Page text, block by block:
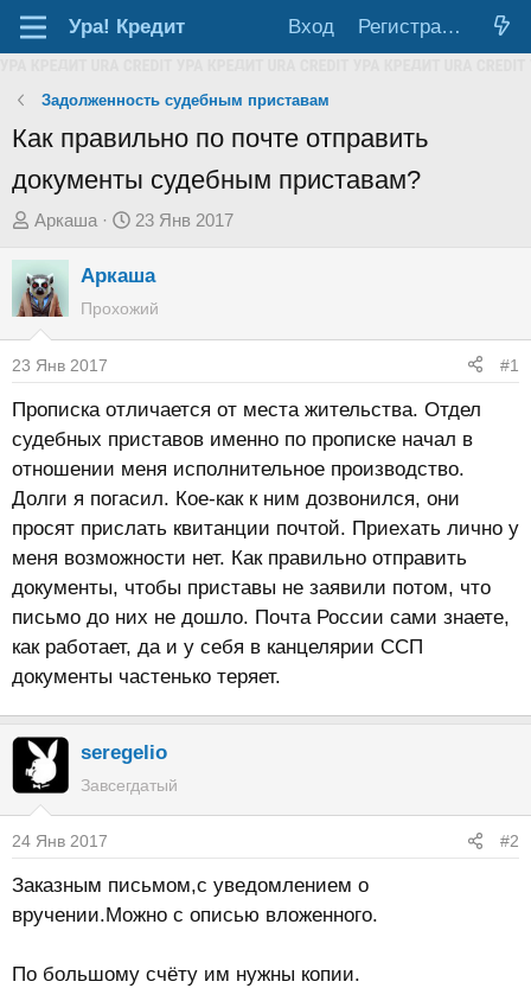
Ура! Кредит Вход Регистрация
Задолженность судебным приставам
Как правильно по почте отправить
документы судебным приставам?
А
т
о
р
т
е
м
ы
Аркаша
Д
т
а
ч
а
л
а
23 Янв 2017
Аркаша
Прохожий
23 Янв 2017 #1
Прописка отличается от места жительства. Отдел
судебных приставов именно по прописке начал в
отношении меня исполнительное производство.
Долги я погасил. Кое-как к ним дозвонился, они
просят прислать квитанции почтой. Приехать лично у
меня возможности нет. Как правильно отправить
документы, чтобы приставы не заявили потом, что
письмо до них не дошло. Почта России сами знаете,
как работает, да и у себя в канцелярии ССП
документы частенько теряет.
seregelio
Завсегдатый
24 Янв 2017 #2
Заказным письмом,с уведомлением о
вручении.Можно с описью вложенного.
По большому счёту им нужны копии.